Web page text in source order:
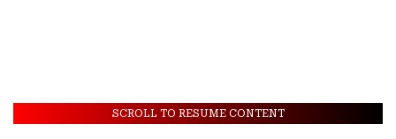
SCROLL TO RESUME CONTENT